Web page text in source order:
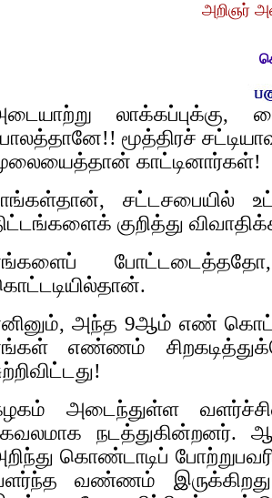
அறிஞர்
மூத்திரச்
காட்டினார்கள்!
சட்டசபையில்
குறித்து
அந்த 9ஆம் எண்
எண்ணம்
அடைந்துள்ள
நடத்துகின்றனர்.
கொண்டாடிப்
வண்ணம்